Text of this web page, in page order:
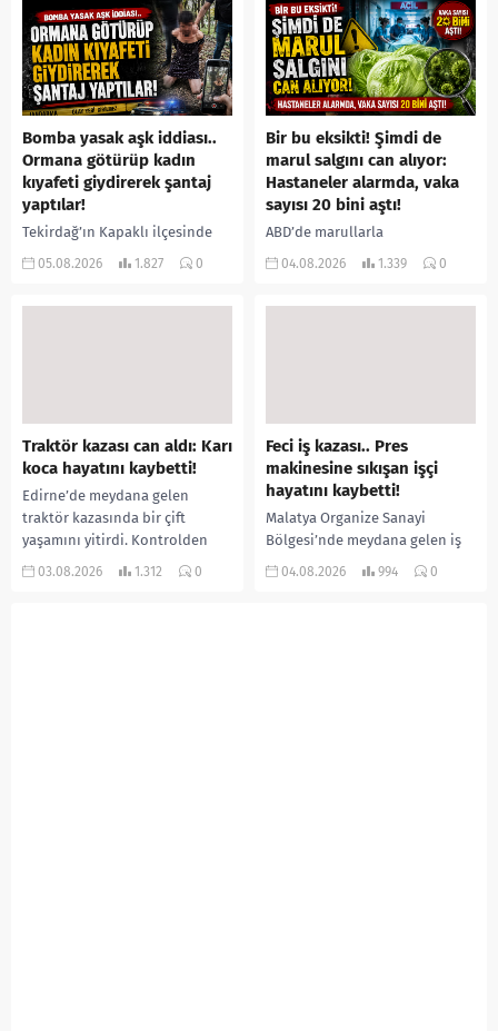
yerine sevk edilen...
Bomba yasak aşk iddiası..
Ormana götürüp kadın
kıyafeti giydirerek şantaj
yaptılar!
Tekirdağ’ın Kapaklı ilçesinde
bir kişiyi, arkadaşının eşiyle
05.08.2026 1.827 0
Bir bu eksikti! Şimdi de
marul salgını can alıyor:
Hastaneler alarmda, vaka
sayısı 20 bini aştı!
ABD’de marullarla
ilişkilendirilen siklospora
04.08.2026 1.339 0
Traktör kazası can aldı: Karı
koca hayatını kaybetti!
Edirne’de meydana gelen
traktör kazasında bir çift
yaşamını yitirdi. Kontrolden
çıkarak devrilen traktörün
03.08.2026 1.312 0
Feci iş kazası.. Pres
makinesine sıkışan işçi
hayatını kaybetti!
Malatya Organize Sanayi
Bölgesi’nde meydana gelen iş
kazasında, pres makinesine
04.08.2026 994 0